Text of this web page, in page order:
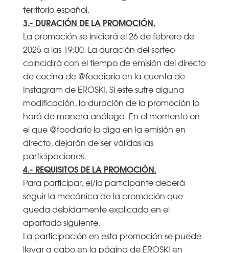
territorio español.
3.- DURACIÓN DE LA PROMOCIÓN.
La promoción se iniciará el 26 de febrero de
2025 a las 19:00. La duración del sorteo
coincidirá con el tiempo de emisión del directo
de cocina de @foodiario en la cuenta de
Instagram de EROSKI. Si este sufre alguna
modificación, la duración de la promoción lo
hará de manera análoga. En el momento en
el que @foodiario lo diga en la emisión en
directo, dejarán de ser válidas las
participaciones.
4.- REQUISITOS DE LA PROMOCIÓN.
Para participar, el/la participante deberá
seguir la mecánica de la promoción que
queda debidamente explicada en el
apartado siguiente.
La participación en esta promoción se puede
llevar a cabo en la página de EROSKI en